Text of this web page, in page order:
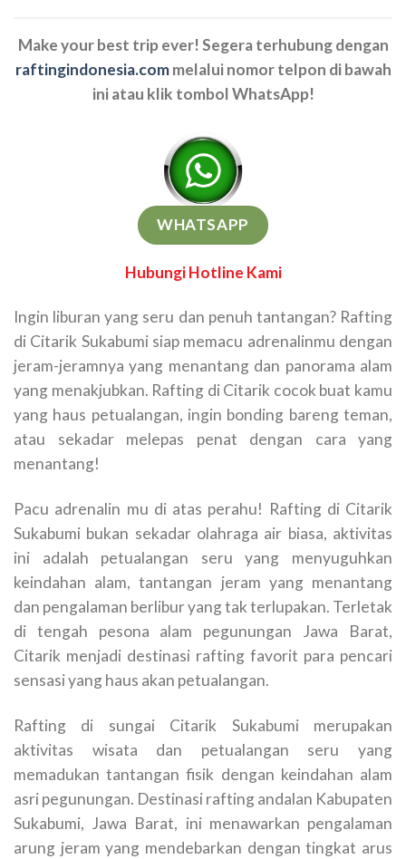
Make your best trip ever! Segera terhubung dengan
raftingindonesia.commelalui nomor telpon di bawah
ini atau klik tombol WhatsApp!
WHATSAPP
Hubungi Hotline Kami
Ingin liburan yang seru dan penuh tantangan? Rafting
di Citarik Sukabumi siap memacu adrenalinmu dengan
jeram-jeramnya yang menantang dan panorama alam
yang menakjubkan. Rafting di Citarik cocok buat kamu
yang haus petualangan, ingin bonding bareng teman,
atau sekadar melepas penat dengan cara yang
menantang!
Pacu adrenalin mu di atas perahu! Rafting di Citarik
Sukabumi bukan sekadar olahraga air biasa, aktivitas
ini adalah petualangan seru yang menyuguhkan
keindahan alam, tantangan jeram yang menantang
dan pengalaman berlibur yang tak terlupakan. Terletak
di tengah pesona alam pegunungan Jawa Barat,
Citarik menjadi destinasi rafting favorit para pencari
sensasi yang haus akan petualangan.
Rafting di sungai Citarik Sukabumi merupakan
aktivitas wisata dan petualangan seru yang
memadukan tantangan fisik dengan keindahan alam
asri pegunungan. Destinasi rafting andalan Kabupaten
Sukabumi, Jawa Barat, ini menawarkan pengalaman
arung jeram yang mendebarkan dengan tingkat arus